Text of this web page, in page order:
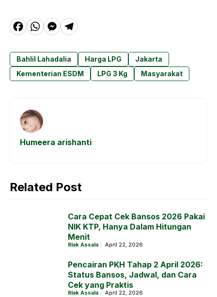
F
c
e
o
W
a
t
A
p
p
M
s
s
e
r
T
e
g
Bahlil Lahadalia Harga LPG
Jakarta
Kementerian ESDM
LPG 3 Kg Masyarakat
Humeera arishanti
Related Post
Cara Cepat Cek Bansos 2026 Pakai
NIK KTP, Hanya Dalam Hitungan
Menit
Itlak Assala April 22, 2026
Pencairan PKH Tahap 2 April 2026:
Status Bansos, Jadwal, dan Cara
Cek yang Praktis
Itlak Assala April 22, 2026